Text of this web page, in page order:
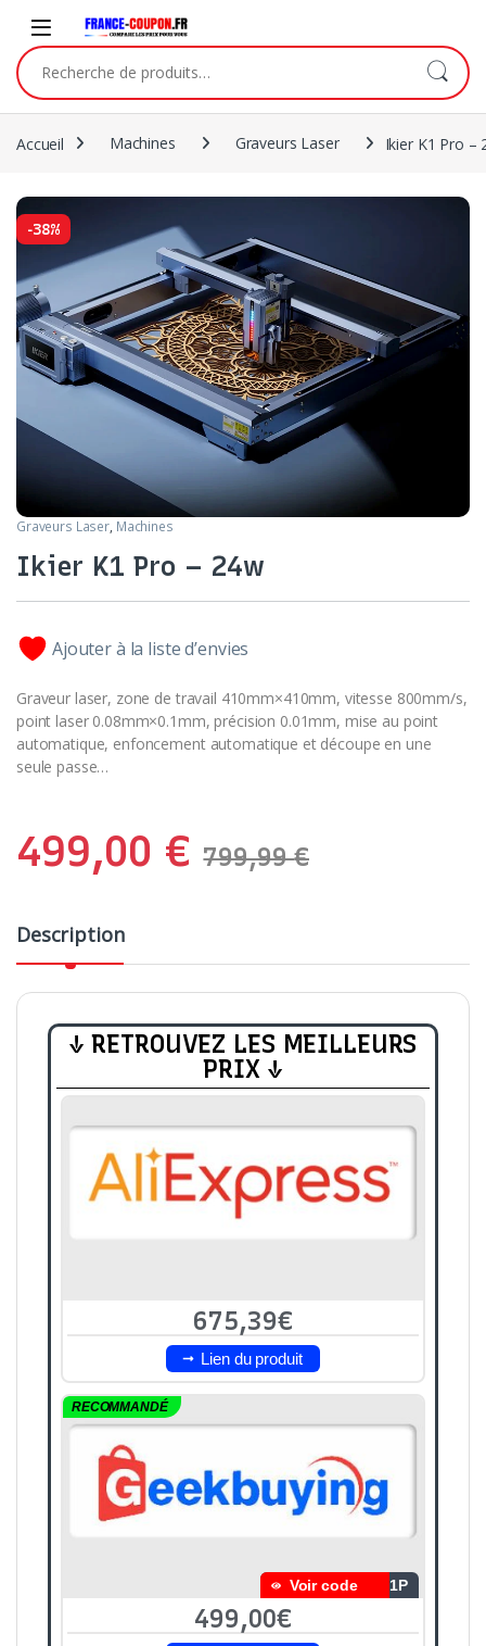
Accueil Machines Graveurs Laser Ikier K1 Pro –
-38%
Graveurs Laser, Machines
Ikier K1 Pro – 24w
Ajouter à la liste d’envies
Graveur laser, zone de travail 410mm×410mm, vitesse 800mm/s,
point laser 0.08mm×0.1mm, précision 0.01mm, mise au point
automatique, enfoncement automatique et découpe en une
seule passe…
499,00 € 799,99€
Description
↓ RETROUVEZ LES MEILLEURS
PRIX ↓
675,39€
Lien du produit
RECOMMANDÉ
Voir code K1P
499,00€